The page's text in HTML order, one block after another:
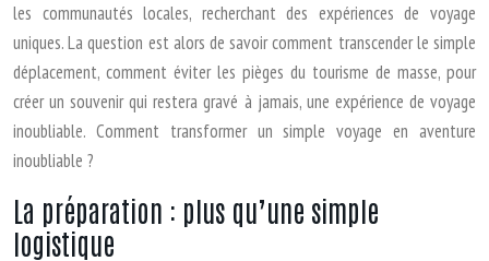
les communautés locales, recherchant des expériences de voyage
uniques. La question est alors de savoir comment transcender le simple
déplacement, comment éviter les pièges du tourisme de masse, pour
créer un souvenir qui restera gravé à jamais, une expérience de voyage
inoubliable. Comment transformer un simple voyage en aventure
inoubliable ?
La préparation : plus qu’une simple
logistique